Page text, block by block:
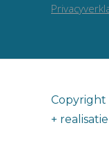
Copyright
+ realisatie